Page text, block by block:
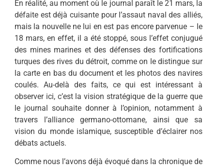
En réalité, au moment où le journal paraît le 21 mars, la
défaite est déjà cuisante pour l’assaut naval des alliés,
mais la nouvelle ne lui en est pas encore parvenue – le
18 mars, en effet, il a été stoppé, sous l’effet conjugué
des mines marines et des défenses des fortifications
turques des rives du détroit, comme on le distingue sur
la carte en bas du document et les photos des navires
coulés. Au-delà des faits, ce qui est intéressant à
observer ici, c’est la vision stratégique de la guerre que
le journal souhaite donner à l’opinion, notamment à
travers l’alliance germano-ottomane, ainsi que sa
vision du monde islamique, susceptible d’éclairer nos
débats actuels.
Comme nous l’avons déjà évoqué dans la chronique de